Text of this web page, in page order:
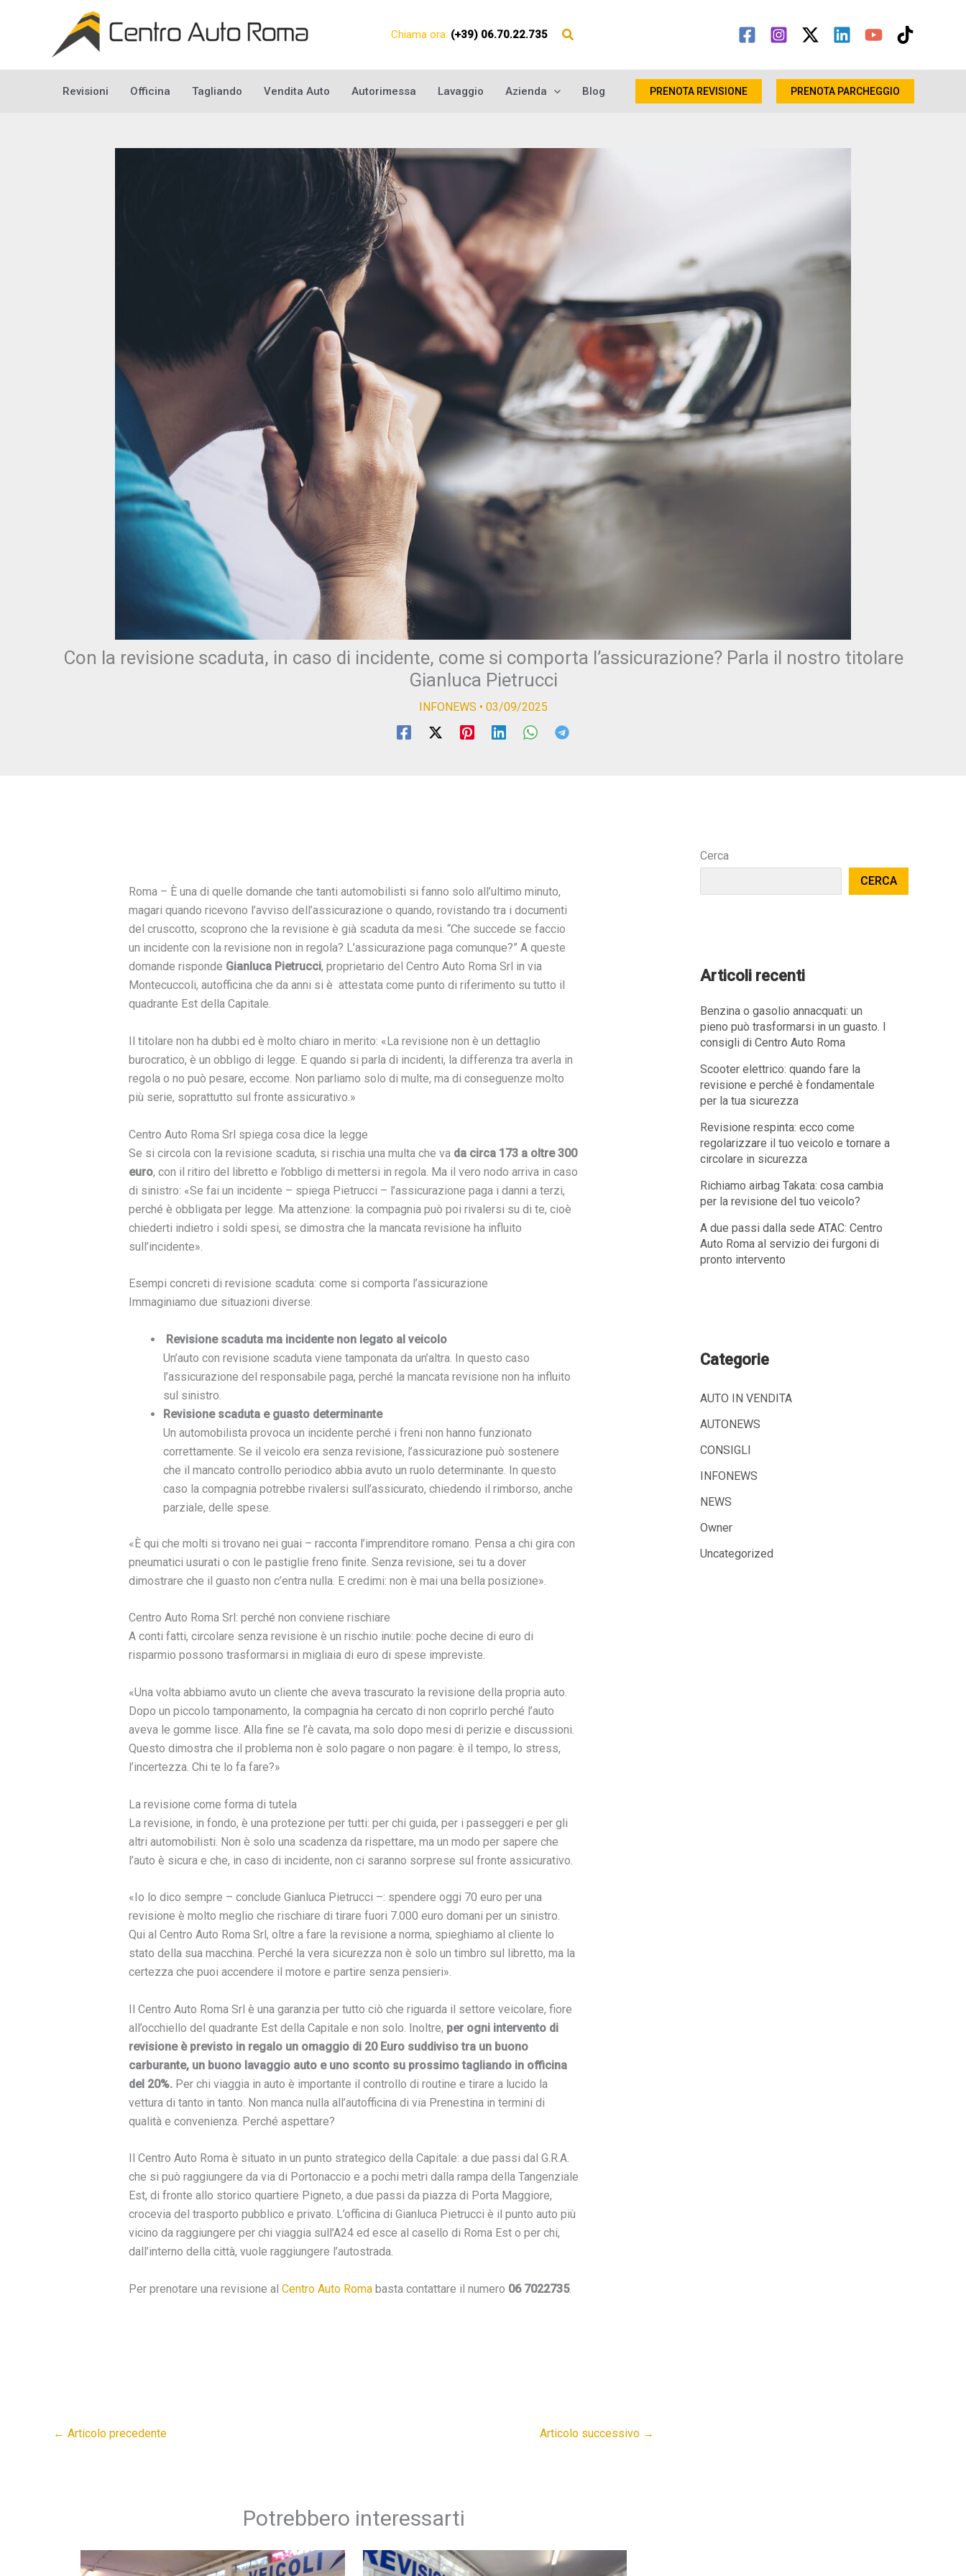
Chiama ora: (+39) 06.70.22.735
Revisioni Officina Tagliando Vendita Auto Autorimessa Lavaggio Azienda Blog PRENOTA REVISIONE PRENOTA PARCHEGGIO
Con la revisione scaduta, in caso di incidente, come si comporta l’assicurazione? Parla il nostro titolare
Gianluca Pietrucci
INFONEWS • 03/09/2025
Roma – È una di quelle domande che tanti automobilisti si fanno solo all’ultimo minuto,
magari quando ricevono l’avviso dell’assicurazione o quando, rovistando tra i documenti
del cruscotto, scoprono che la revisione è già scaduta da mesi. “Che succede se faccio
un incidente con la revisione non in regola? L’assicurazione paga comunque?” A queste
domande risponde Gianluca Pietrucci, proprietario del Centro Auto Roma Srl in via
Montecuccoli, autofficina che da anni si è attestata come punto di riferimento su tutto il
quadrante Est della Capitale.
Il titolare non ha dubbi ed è molto chiaro in merito: «La revisione non è un dettaglio
burocratico, è un obbligo di legge. E quando si parla di incidenti, la differenza tra averla in
regola o no può pesare, eccome. Non parliamo solo di multe, ma di conseguenze molto
più serie, soprattutto sul fronte assicurativo.»
Centro Auto Roma Srl spiega cosa dice la legge
Se si circola con la revisione scaduta, si rischia una multa che va da circa 173 a oltre 300
euro, con il ritiro del libretto e l’obbligo di mettersi in regola. Ma il vero nodo arriva in caso
di sinistro: «Se fai un incidente – spiega Pietrucci – l’assicurazione paga i danni a terzi,
perché è obbligata per legge. Ma attenzione: la compagnia può poi rivalersi su di te, cioè
chiederti indietro i soldi spesi, se dimostra che la mancata revisione ha influito
sull’incidente».
Esempi concreti di revisione scaduta: come si comporta l’assicurazione
Immaginiamo due situazioni diverse:
Revisione scaduta ma incidente non legato al veicolo
Un’auto con revisione scaduta viene tamponata da un’altra. In questo caso
l’assicurazione del responsabile paga, perché la mancata revisione non ha influito
sul sinistro.
Revisione scaduta e guasto determinante
Un automobilista provoca un incidente perché i freni non hanno funzionato
correttamente. Se il veicolo era senza revisione, l’assicurazione può sostenere
che il mancato controllo periodico abbia avuto un ruolo determinante. In questo
caso la compagnia potrebbe rivalersi sull’assicurato, chiedendo il rimborso, anche
parziale, delle spese.
«È qui che molti si trovano nei guai – racconta l’imprenditore romano. Pensa a chi gira con
pneumatici usurati o con le pastiglie freno finite. Senza revisione, sei tu a dover
dimostrare che il guasto non c’entra nulla. E credimi: non è mai una bella posizione».
Centro Auto Roma Srl: perché non conviene rischiare
A conti fatti, circolare senza revisione è un rischio inutile: poche decine di euro di
risparmio possono trasformarsi in migliaia di euro di spese impreviste.
«Una volta abbiamo avuto un cliente che aveva trascurato la revisione della propria auto.
Dopo un piccolo tamponamento, la compagnia ha cercato di non coprirlo perché l’auto
aveva le gomme lisce. Alla fine se l’è cavata, ma solo dopo mesi di perizie e discussioni.
Questo dimostra che il problema non è solo pagare o non pagare: è il tempo, lo stress,
l’incertezza. Chi te lo fa fare?»
La revisione come forma di tutela
La revisione, in fondo, è una protezione per tutti: per chi guida, per i passeggeri e per gli
altri automobilisti. Non è solo una scadenza da rispettare, ma un modo per sapere che
l’auto è sicura e che, in caso di incidente, non ci saranno sorprese sul fronte assicurativo.
«Io lo dico sempre – conclude Gianluca Pietrucci –: spendere oggi 70 euro per una
revisione è molto meglio che rischiare di tirare fuori 7.000 euro domani per un sinistro.
Qui al Centro Auto Roma Srl, oltre a fare la revisione a norma, spieghiamo al cliente lo
stato della sua macchina. Perché la vera sicurezza non è solo un timbro sul libretto, ma la
certezza che puoi accendere il motore e partire senza pensieri».
Il Centro Auto Roma Srl è una garanzia per tutto ciò che riguarda il settore veicolare, fiore
all’occhiello del quadrante Est della Capitale e non solo. Inoltre, per ogni intervento di
revisione è previsto in regalo un omaggio di 20 Euro suddiviso tra un buono
carburante, un buono lavaggio auto e uno sconto su prossimo tagliando in officina
del 20%.Per chi viaggia in auto è importante il controllo di routine e tirare a lucido la
vettura di tanto in tanto. Non manca nulla all’autofficina di via Prenestina in termini di
qualità e convenienza. Perché aspettare?
Il Centro Auto Roma è situato in un punto strategico della Capitale: a due passi dal G.R.A.
che si può raggiungere da via di Portonaccio e a pochi metri dalla rampa della Tangenziale
Est, di fronte allo storico quartiere Pigneto, a due passi da piazza di Porta Maggiore,
crocevia del trasporto pubblico e privato. L’officina di Gianluca Pietrucci è il punto auto più
vicino da raggiungere per chi viaggia sull’A24 ed esce al casello di Roma Est o per chi,
dall’interno della città, vuole raggiungere l’autostrada.
Per prenotare una revisione al Centro Auto Romabasta contattare il numero 06 7022735.
← Articolo precedente Articolo successivo →
Potrebbero interessarti
Cerca
CERCA
Articoli recenti
Benzina o gasolio annacquati: un
pieno può trasformarsi in un guasto. I
consigli di Centro Auto Roma
Scooter elettrico: quando fare la
revisione e perché è fondamentale
per la tua sicurezza
Revisione respinta: ecco come
regolarizzare il tuo veicolo e tornare a
circolare in sicurezza
Richiamo airbag Takata: cosa cambia
per la revisione del tuo veicolo?
A due passi dalla sede ATAC: Centro
Auto Roma al servizio dei furgoni di
pronto intervento
Categorie
AUTO IN VENDITA
AUTONEWS
CONSIGLI
INFONEWS
NEWS
Owner
Uncategorized